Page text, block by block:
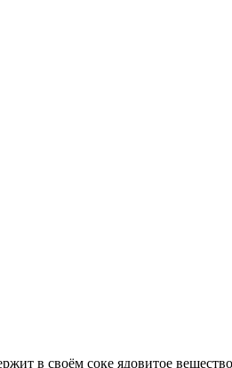
в своём соке ядовитое